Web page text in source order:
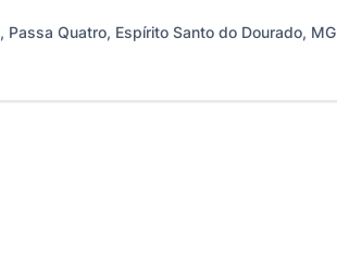
Passa Quatro, Espírito Santo do Dourado, MG